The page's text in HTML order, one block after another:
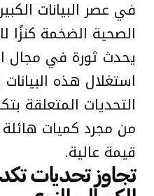
في عصر البيانات
الصحية الضخمة كنزًا
يحدث ثورة في مجال
استغلال هذه
التحديات المتعلقة
من مجرد كميات
قيمة عالية.
تجاوز تحديات